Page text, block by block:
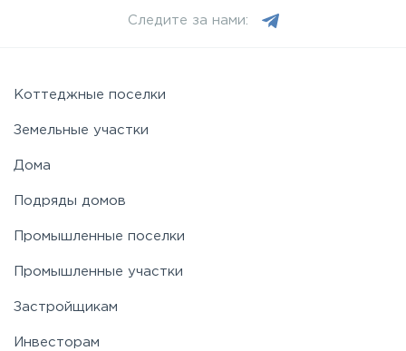
Следите за нами:
Коттеджные поселки
Земельные участки
Дома
Подряды домов
Промышленные поселки
Промышленные участки
Застройщикам
Инвесторам